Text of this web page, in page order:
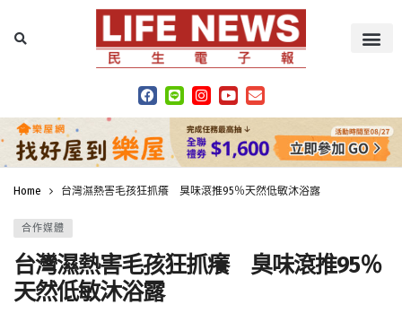
Home 台灣濕熱害毛孩狂抓癢 臭味滾推95％天然低敏沐浴露
合作媒體
台灣濕熱害毛孩狂抓癢 臭味滾推95％
天然低敏沐浴露